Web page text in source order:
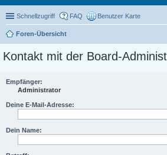
Schnellzugriff FAQ Benutzer Karte
Foren-Übersicht
Kontakt mit der Board-
Empfänger:
Administrator
Deine E-Mail-Adresse:
Dein Name: